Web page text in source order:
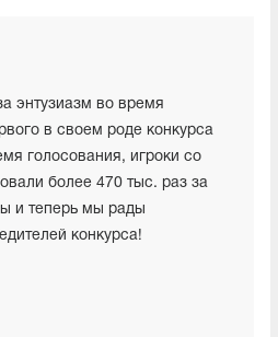
энтузиазм во время
в своем роде конкурса
голосования, игроки со
более 470 тыс. раз за
и теперь мы рады
конкурса!